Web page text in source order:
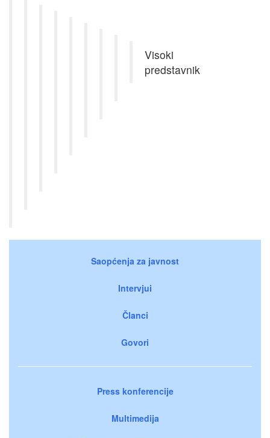
Visoki
predstavnik
Saopćenja za javnost
Intervjui
Članci
Govori
Press konferencije
Multimedija